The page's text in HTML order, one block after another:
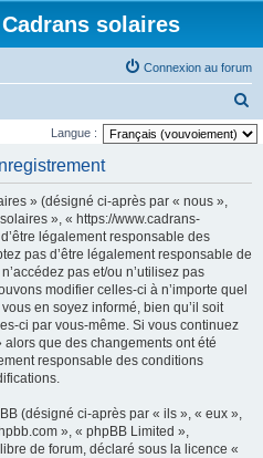
solaires
Connexion au forum
e
Langue :
» (désigné ci-après par « nous »,
», « https://www.cadrans-
légalement responsable des
pas d’être légalement responsable de
pas et/ou n’utilisez pas
modifier celles-ci à n’importe quel
en soyez informé, bien qu’il soit
ci par vous-même. Si vous continuez
alors que des changements ont été
responsable des conditions
(désigné ci-après par « ils », « eux »,
», « phpBB Limited »,
de forum, déclaré sous la licence «